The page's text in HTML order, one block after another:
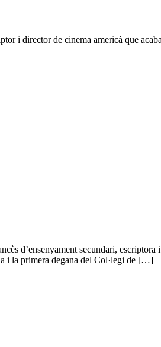
i director de cinema americà que
d’ensenyament secundari, escriptora
i la primera degana del Col·legi de […]